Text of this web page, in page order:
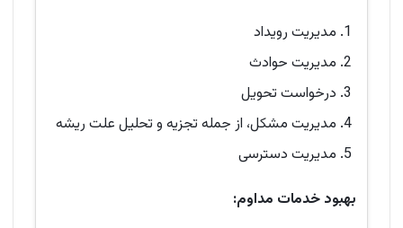
مدیریت رویداد
مدیریت حوادث
درخواست تحویل
مدیریت مشکل، از جمله تجزیه و تحلیل علت ریشه
مدیریت دسترسی
بهبود خدمات مداوم: